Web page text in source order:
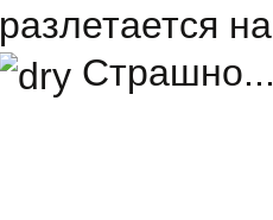
разлетается